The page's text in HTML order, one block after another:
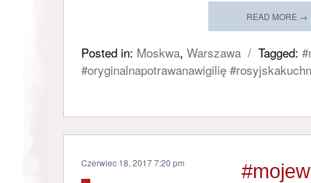
READ MORE →
Posted in: Moskwa, Warszawa / Tagged:
#oryginalnapotrawanawigilię
Czerwiec 18, 2017 7:20 pm